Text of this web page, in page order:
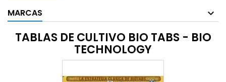
MARCAS
TABLAS DE CULTIVO BIO TABS - BIO
TECHNOLOGY